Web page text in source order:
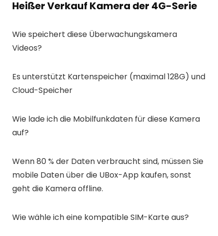
Heißer Verkauf Kamera der 4G-Serie
Wie speichert diese Überwachungskamera
Videos?
Es unterstützt Kartenspeicher (maximal 128G) und
Cloud-Speicher
Wie lade ich die Mobilfunkdaten für diese Kamera
auf?
Wenn 80 % der Daten verbraucht sind, müssen Sie
mobile Daten über die UBox-App kaufen, sonst
geht die Kamera offline.
Wie wähle ich eine kompatible SIM-Karte aus?